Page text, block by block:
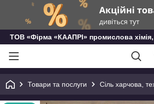
ТОВ «Фірма «КААПРІ» промислова хімія,
Товари та послуги Сіль харчова,